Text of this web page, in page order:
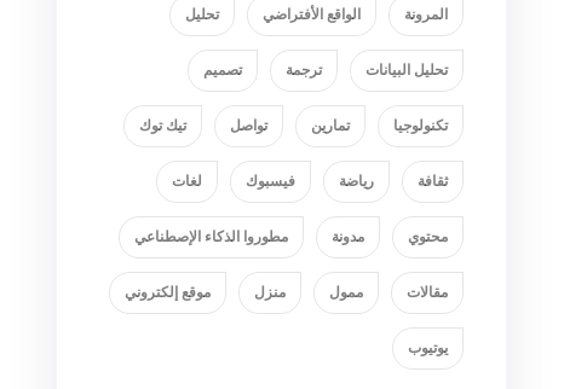
المرونة الواقع الأفتراضي تحليل
تحليل البيانات ترجمة تصميم
تكنولوجيا تمارين تواصل تيك توك
ثقافة رياضة فيسبوك لغات
محتوي مدونة مطوروا الذكاء الإصطناعي
مقالات ممول منزل موقع إلكتروني
يوتيوب